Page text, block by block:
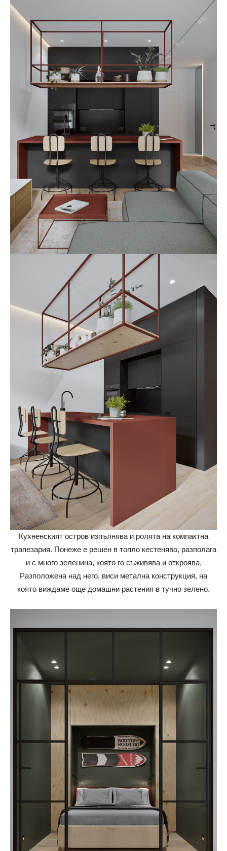
Кухненският остров изпълнява и ролята на компактна
трапезария. Понеже е решен в топло кестеняво, разполага
и с много зеленина, която го съживява и откроява.
Разположена над него, виси метална конструкция, на
която виждаме още домашни растения в тучно зелено.